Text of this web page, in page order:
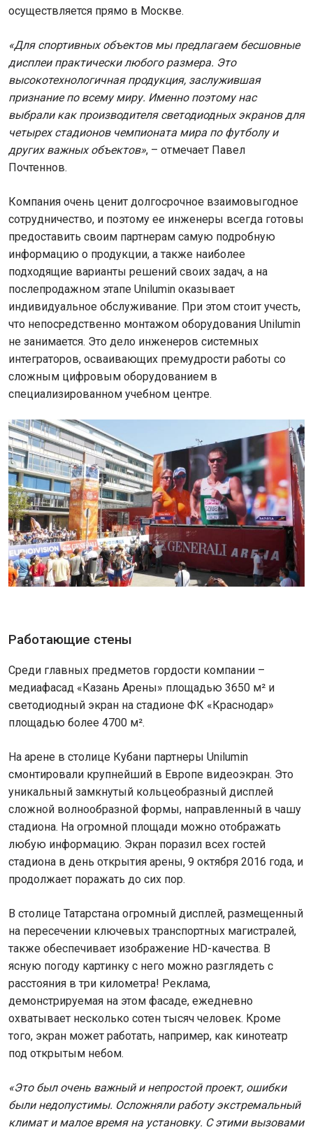
осуществляется прямо в Москве.
«Для спортивных объектов мы предлагаем бесшовные
дисплеи практически любого размера. Это
высокотехнологичная продукция, заслужившая
признание по всему миру. Именно поэтому нас
выбрали как производителя светодиодных экранов для
четырех стадионов чемпионата мира по футболу и
других важных объектов», – отмечает Павел
Почтеннов.
Компания очень ценит долгосрочное взаимовыгодное
сотрудничество, и поэтому ее инженеры всегда готовы
предоставить своим партнерам самую подробную
информацию о продукции, а также наиболее
подходящие варианты решений своих задач, а на
послепродажном этапе Unilumin оказывает
индивидуальное обслуживание. При этом стоит учесть,
что непосредственно монтажом оборудования Unilumin
не занимается. Это дело инженеров системных
интеграторов, осваивающих премудрости работы со
сложным цифровым оборудованием в
специализированном учебном центре.
Работающие стены
Среди главных предметов гордости компании –
медиафасад «Казань Арены» площадью 3650 м² и
светодиодный экран на стадионе ФК «Краснодар»
площадью более 4700 м².
На арене в столице Кубани партнеры Unilumin
смонтировали крупнейший в Европе видеоэкран. Это
уникальный замкнутый кольцеобразный дисплей
сложной волнообразной формы, направленный в чашу
стадиона. На огромной площади можно отображать
любую информацию. Экран поразил всех гостей
стадиона в день открытия арены, 9 октября 2016 года, и
продолжает поражать до сих пор.
В столице Татарстана огромный дисплей, размещенный
на пересечении ключевых транспортных магистралей,
также обеспечивает изображение HD-качества. В
ясную погоду картинку с него можно разглядеть с
расстояния в три километра! Реклама,
демонстрируемая на этом фасаде, ежедневно
охватывает несколько сотен тысяч человек. Кроме
того, экран может работать, например, как кинотеатр
под открытым небом.
«Это был очень важный и непростой проект, ошибки
были недопустимы. Осложняли работу экстремальный
климат и малое время на установку. С этими вызовами